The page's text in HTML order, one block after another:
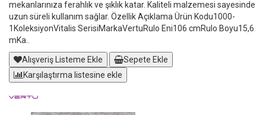
mekanlarınıza ferahlık ve şıklık katar. Kaliteli malzemesi sayesinde
uzun süreli kullanım sağlar. Özellik Açıklama Ürün Kodu1000-
1KoleksiyonVitalis SerisiMarkaVertuRulo Eni106 cmRulo Boyu15,6
mKa..
Alışveriş Listeme Ekle
Sepete Ekle
Karşılaştırma listesine ekle